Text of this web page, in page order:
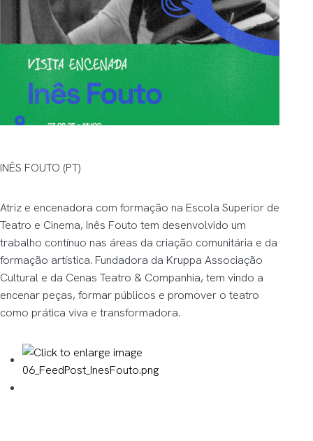
INÊS FOUTO (PT)
Atriz e encenadora com formação na Escola Superior de
Teatro e Cinema, Inês Fouto tem desenvolvido um
trabalho contínuo nas áreas da criação comunitária e da
formação artística. Fundadora da Kruppa Associação
Cultural e da Cenas Teatro & Companhia, tem vindo a
encenar peças, formar públicos e promover o teatro
como prática viva e transformadora.